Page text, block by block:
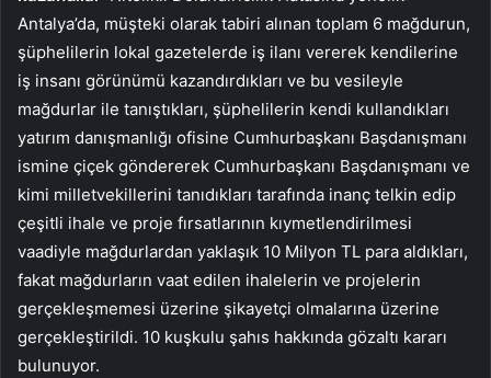
Antalya’da, müşteki olarak tabiri alınan toplam 6 mağdurun,
şüphelilerin lokal gazetelerde iş ilanı vererek kendilerine
iş insanı görünümü kazandırdıkları ve bu vesileyle
mağdurlar ile tanıştıkları, şüphelilerin kendi kullandıkları
yatırım danışmanlığı ofisine Cumhurbaşkanı Başdanışmanı
ismine çiçek göndererek Cumhurbaşkanı Başdanışmanı ve
kimi milletvekillerini tanıdıkları tarafında inanç telkin edip
çeşitli ihale ve proje fırsatlarının kıymetlendirilmesi
vaadiyle mağdurlardan yaklaşık 10 Milyon TL para aldıkları,
fakat mağdurların vaat edilen ihalelerin ve projelerin
gerçekleşmemesi üzerine şikayetçi olmalarına üzerine
gerçekleştirildi. 10 kuşkulu şahıs hakkında gözaltı kararı
bulunuyor.